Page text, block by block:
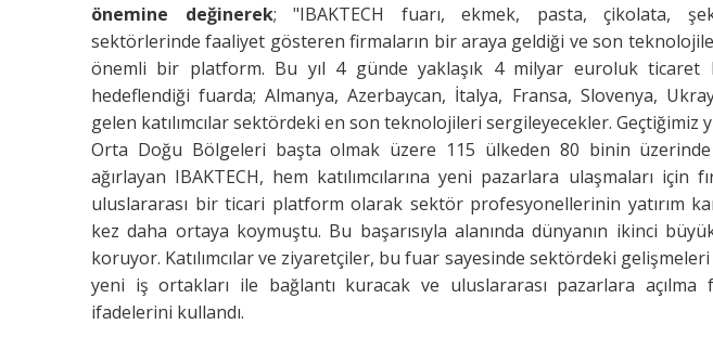
önemine değinerek; "IBAKTECH fuarı, ekmek, pasta, çikolata,
sektörlerinde faaliyet gösteren firmaların bir araya geldiği ve son
önemli bir platform. Bu yıl 4 günde yaklaşık 4 milyar euroluk ticaret
hedeflendiği fuarda; Almanya, Azerbaycan, İtalya, Fransa, Slovenya,
gelen katılımcılar sektördeki en son teknolojileri sergileyecekler. Geçtiğimiz
Orta Doğu Bölgeleri başta olmak üzere 115 ülkeden 80 binin
ağırlayan IBAKTECH, hem katılımcılarına yeni pazarlara ulaşmaları için
uluslararası bir ticari platform olarak sektör profesyonellerinin yatırım
kez daha ortaya koymuştu. Bu başarısıyla alanında dünyanın ikinci
koruyor. Katılımcılar ve ziyaretçiler, bu fuar sayesinde sektördeki
yeni iş ortakları ile bağlantı kuracak ve uluslararası pazarlara açılma
ifadelerini kullandı.